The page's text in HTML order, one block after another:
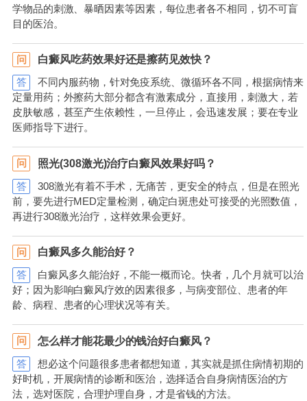
学物品的刺激、暴晒因素等因素，每位患者各不相同，切不可盲
目的医治。
问 白癜风吃药效果好还是擦药见效快？
答
不同内服药物，针对免疫系统、微循环各不同，根据病情来
定量用药；外擦药大部分都含有激素成分，直接用，刺激大，若
皮肤敏感，甚至产生依赖性，一旦停止，会迅速发展；要在专业
医师指导下进行。
问 照光(308激光)治疗白癜风效果好吗？
答
308激光有着不手术，无痛苦，更安全的特点，但是在照光
前，要先进行MED定量检测，确定白斑患处可接受的光照数值，
再进行308激光治疗，这样效果会更好。
问 白癜风多久能治好？
答
白癜风多久能治好，不能一概而论。快者，几个月就可以治
好；因为影响白癜风疗效的因素很多，与病变部位、患者的年
龄、病程、患者的心理状况等有关。
问 怎么样才能花最少的钱治好白癜风？
答
想必这个问题很多患者都想知道，其实就是抓住病情初期的
好时机，开展病情的诊断和医治，选择适合自身病情医治的方
法，选对医院，合理护理自身，才是省钱的方法。